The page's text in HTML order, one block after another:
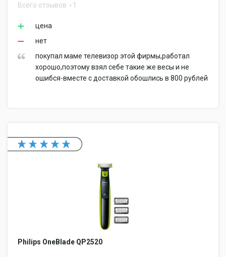
Всего отзывов 1
цена
нет
покупал маме телевизор этой фирмы,работал
хорошо,поэтому взял себе такие же весы и не
ошибся-вместе с доставкой обошлись в 800 рублей
Philips OneBlade QP2520